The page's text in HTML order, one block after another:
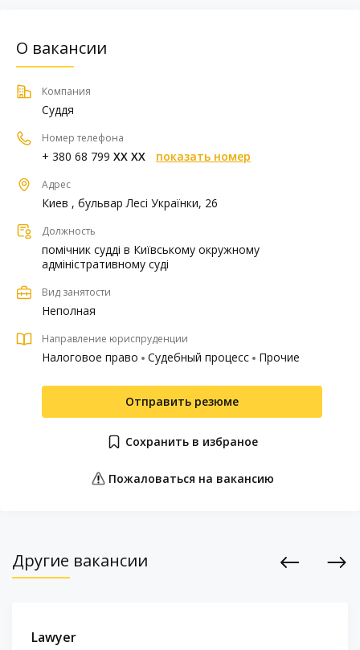
О вакансии
Компания
Суддя
Номер телефона
+ 380 68 799 XX XX показать номер
Адрес
Киев , бульвар Лесі Українки, 26
Должность
помічник судді в Київському окружному
адміністративному суді
Вид занятости
Неполная
Направление юриспруденции
Налоговое право Судебный процесс Прочие
Отправить резюме
Сохранить в избраное
Пожаловаться на вакансию
Другие вакансии
Lawyer